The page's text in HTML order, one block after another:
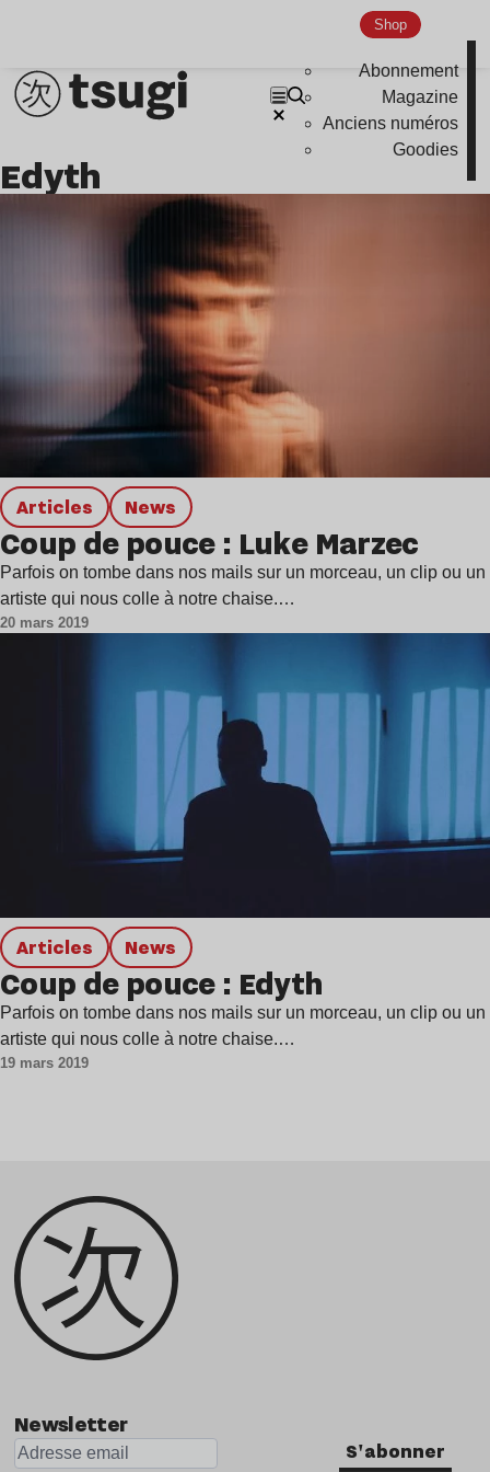
Shop
Abonnement
Magazine
Anciens numéros
Goodies
Edyth
Articles news
Coup de pouce : Luke Marzec
Parfois on tombe dans nos mails sur un morceau, un clip ou un
artiste qui nous colle à notre chaise.…
20 mars 2019
Articles news
Coup de pouce : Edyth
Parfois on tombe dans nos mails sur un morceau, un clip ou un
artiste qui nous colle à notre chaise.…
19 mars 2019
Newsletter
S'abonner